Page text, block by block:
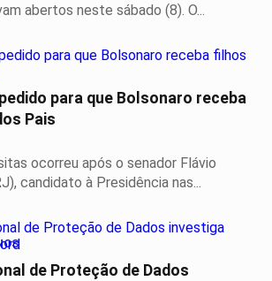
abertos neste sábado (8). O...
para que Bolsonaro receba
Pais
ocorreu após o senador Flávio
candidato à Presidência nas...
de Proteção de Dados